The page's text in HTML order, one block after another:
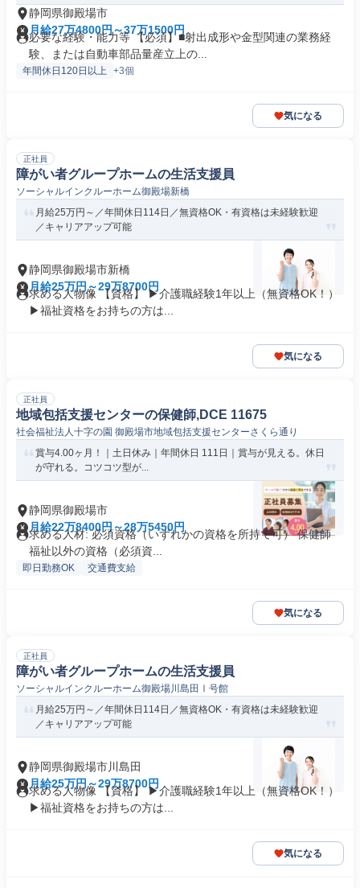
静岡県御殿場市
月給27万4800円～37万1500円
必要な経験・能力等 【必須】■射出成形や金型関連の業務経
験、または自動車部品量産立上の...
年間休日120日以上 +3個
気になる
正社員
障がい者グループホームの生活支援員
ソーシャルインクルーホーム御殿場新橋
月給25万円～／年間休日114日／無資格OK・有資格は未経験歓迎
／キャリアアップ可能
静岡県御殿場市新橋
月給25万円～29万8700円
求める人物像 【資格】 ▶介護職経験1年以上（無資格OK！）
▶福祉資格をお持ちの方は...
気になる
正社員
地域包括支援センターの保健師,DCE 11675
社会福祉法人十字の園 御殿場市地域包括支援センターさくら通り
賞与4.00ヶ月！｜土日休み｜年間休日 111日｜賞与が見える。休日
が守れる。コツコツ型が...
静岡県御殿場市
月給22万8400円～28万5450円
求める人材: 必須資格（いずれかの資格を所持で可） 保健師
福祉以外の資格（必須資...
即日勤務OK 交通費支給
気になる
正社員
障がい者グループホームの生活支援員
ソーシャルインクルーホーム御殿場川島田Ⅰ号館
月給25万円～／年間休日114日／無資格OK・有資格は未経験歓迎
／キャリアアップ可能
静岡県御殿場市川島田
月給25万円～29万8700円
求める人物像 【資格】 ▶介護職経験1年以上（無資格OK！）
▶福祉資格をお持ちの方は...
気になる